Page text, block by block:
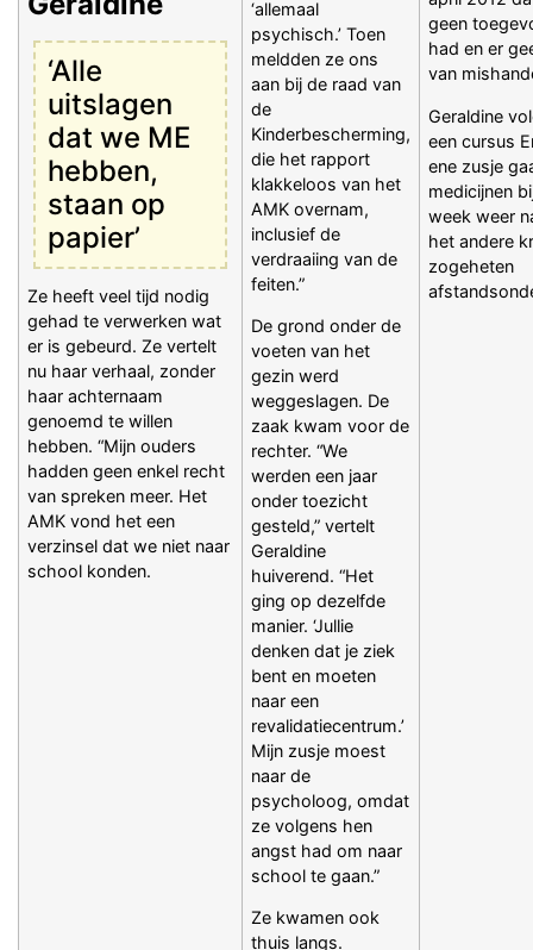
‘Alle
uitslagen
dat we ME
hebben,
staan op
papier’
Ze heeft veel tijd nodig
gehad te verwerken wat
er is gebeurd. Ze vertelt
nu haar verhaal, zonder
haar achternaam
genoemd te willen
hebben. “Mijn ouders
hadden geen enkel recht
van spreken meer. Het
AMK vond het een
verzinsel dat we niet naar
school konden.
‘allemaal
psychisch.’ Toen
meldden ze ons
aan bij de raad van
de
Kinderbescherming,
die het rapport
klakkeloos van het
AMK overnam,
inclusief de
verdraaiing van de
feiten.”
De grond onder de
voeten van het
gezin werd
weggeslagen. De
zaak kwam voor de
rechter. “We
werden een jaar
onder toezicht
gesteld,” vertelt
Geraldine
huiverend. “Het
ging op dezelfde
manier. ‘Jullie
denken dat je ziek
bent en moeten
naar een
revalidatiecentrum.’
Mijn zusje moest
naar de
psycholoog, omdat
ze volgens hen
angst had om naar
school te gaan.”
Ze kwamen ook
thuis langs.
geen
had en er
van
Geraldine
een cursus
ene zusje
medicijnen
week weer
het andere
zogeheten